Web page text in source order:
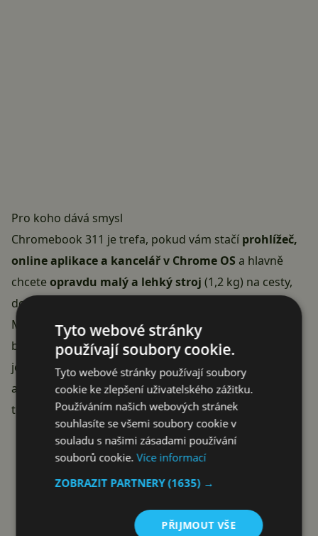
Pro koho dává smysl
Chromebook 311 je trefa, pokud vám stačí prohlížeč,
online aplikace a kancelář v Chrome OS a hlavně
chceteopravdu malý a lehký stroj (1,2 kg) na cesty,
do školy, dětem nebo jako druhý notebook na gauč.
Majitelé chválí, že jesvižný, tichý, rychle naběhne
baterie vydrží zhruba celý den. Chrome OS je
jednoduchý, má slušnou ochranu proti malwaru a o
aktualizace se nestaráte. Pro tuhle roli odvede přesně
to, co má.
Reklama
Tyto webové stránky
používají soubory cookie.
Tyto webové stránky používají soubory
cookie ke zlepšení uživatelského zážitku.
Používáním našich webových stránek
souhlasíte se všemi soubory cookie v
souladu s našimi zásadami používání
souborů cookie.Více informací
ZOBRAZIT PARTNERY(1635) →
PŘIJMOUT VŠE